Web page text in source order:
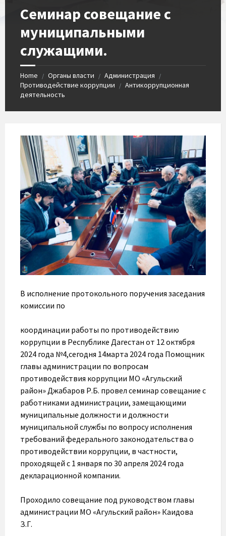
Семинар совещание с
муниципальными
служащими.
Home / Органы власти / Администрация /
Противодействие коррупции / Антикоррупционная
деятельность
В исполнение протокольного поручения заседания
комиссии по
координации работы по противодействию
коррупции в Республике Дагестан от 12 октября
2024 года №4,сегодня 14марта 2024 года Помощник
главы администрации по вопросам
противодействия коррупции МО «Агульский
район» Джабаров Р.Б. провел семинар совещание с
работниками администрации, замещающими
муниципальные должности и должности
муниципальной службы по вопросу исполнения
требований федерального законодательства о
противодействии коррупции, в частности,
проходящей с 1 января по 30 апреля 2024 года
декларационной компании.
Проходило совещание под руководством главы
администрации МО «Агульский район» Каидова
З.Г.